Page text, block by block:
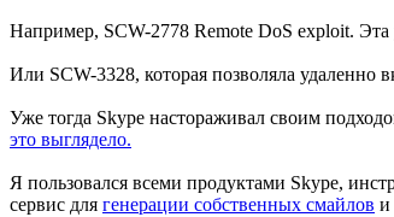
Например, SCW-2778 Remote DoS exploit. Эта
Или SCW-3328, которая позволяла
Уже тогда Skype настораживал своим
это выглядело.
Я пользовался всеми продуктами Skype,
сервис для генерации собственных смайлов и